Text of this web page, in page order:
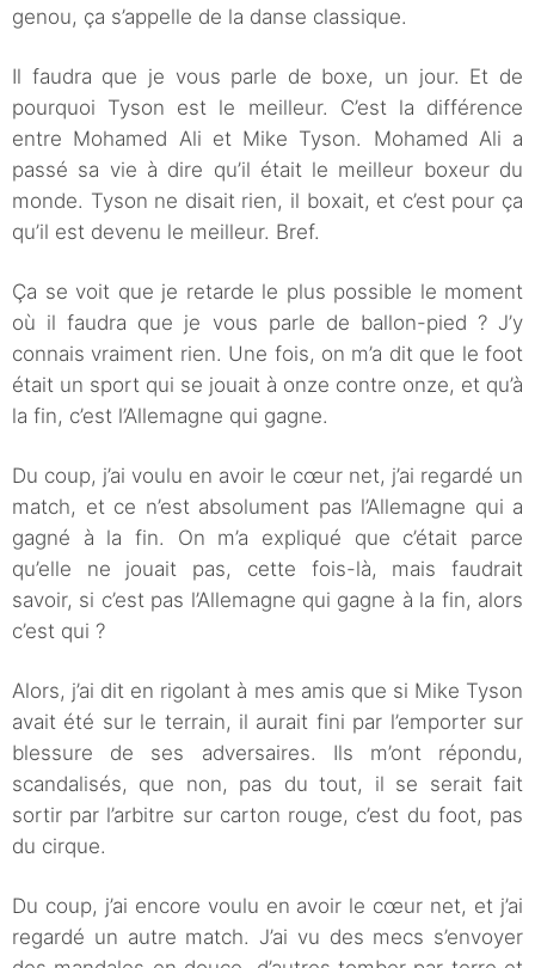
genou, ça s’appelle de la danse classique.
Il faudra que je vous parle de boxe, un jour. Et de
pourquoi Tyson est le meilleur. C’est la différence
entre Mohamed Ali et Mike Tyson. Mohamed Ali a
passé sa vie à dire qu’il était le meilleur boxeur du
monde. Tyson ne disait rien, il boxait, et c’est pour ça
qu’il est devenu le meilleur. Bref.
Ça se voit que je retarde le plus possible le moment
où il faudra que je vous parle de ballon-pied ? J’y
connais vraiment rien. Une fois, on m’a dit que le foot
était un sport qui se jouait à onze contre onze, et qu’à
la fin, c’est l’Allemagne qui gagne.
Du coup, j’ai voulu en avoir le cœur net, j’ai regardé un
match, et ce n’est absolument pas l’Allemagne qui a
gagné à la fin. On m’a expliqué que c’était parce
qu’elle ne jouait pas, cette fois-là, mais faudrait
savoir, si c’est pas l’Allemagne qui gagne à la fin, alors
c’est qui ?
Alors, j’ai dit en rigolant à mes amis que si Mike Tyson
avait été sur le terrain, il aurait fini par l’emporter sur
blessure de ses adversaires. Ils m’ont répondu,
scandalisés, que non, pas du tout, il se serait fait
sortir par l’arbitre sur carton rouge, c’est du foot, pas
du cirque.
Du coup, j’ai encore voulu en avoir le cœur net, et j’ai
regardé un autre match. J’ai vu des mecs s’envoyer